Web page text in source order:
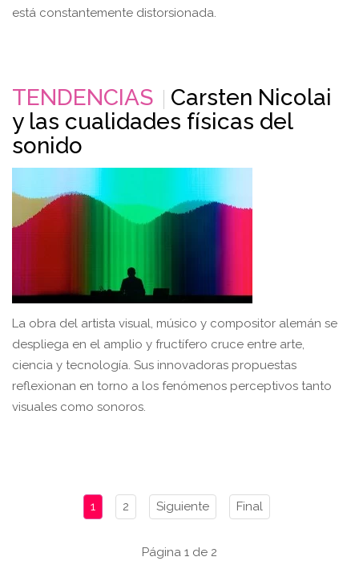
está constantemente distorsionada.
TENDENCIAS
Carsten Nicolai
y las cualidades físicas del
sonido
La obra del artista visual, músico y compositor alemán se
despliega en el amplio y fructífero cruce entre arte,
ciencia y tecnología. Sus innovadoras propuestas
reflexionan en torno a los fenómenos perceptivos tanto
visuales como sonoros.
1 2 Siguiente Final
Página 1 de 2